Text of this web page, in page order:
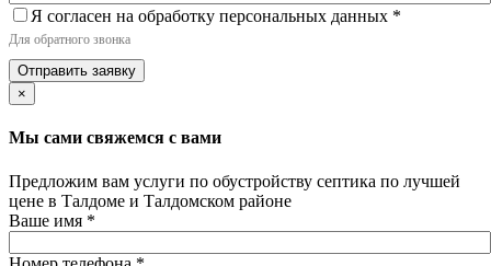
Я согласен на обработку персональных данных *
Для обратного звонка
Отправить заявку
×
Мы сами свяжемся с вами
Предложим вам услуги по обустройству септика по лучшей
цене в Талдоме и Талдомском районе
Ваше имя *